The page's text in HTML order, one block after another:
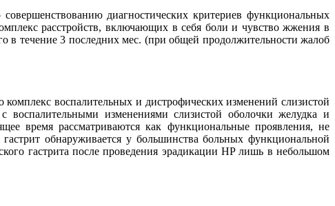
диагностических критериев функциональных
расстройств, включающих в себя боли и чувство жжения в
в течение 3 последних мес. (при общей продолжительности жалоб
воспалительных и дистрофических изменений слизистой
изменениями слизистой оболочки желудка и
время рассматриваются как функциональные проявления, не
обнаруживается у большинства больных функциональной
гастрита после проведения эрадикации HP лишь в небольшом